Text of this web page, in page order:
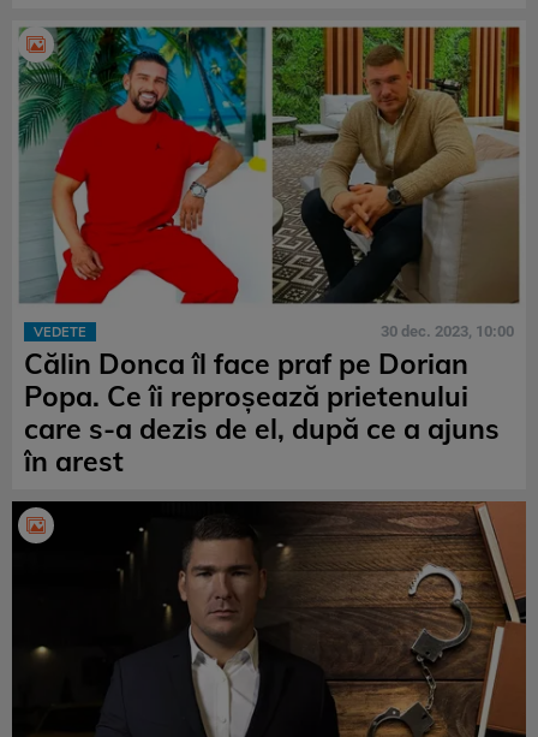
VEDETE 30 dec. 2023, 10:00
Călin Donca îl face praf pe Dorian
Popa. Ce îi reproșează prietenului
care s-a dezis de el, după ce a ajuns
în arest